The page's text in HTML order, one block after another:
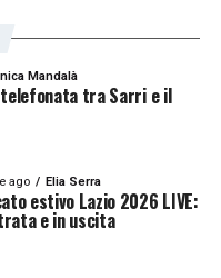
Mandalà
tra Sarri e il
ago Elia Serra
estivo Lazio 2026 LIVE:
e in uscita